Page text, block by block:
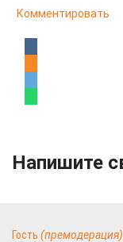
Комментировать
Напишите
Гость (премодерация)